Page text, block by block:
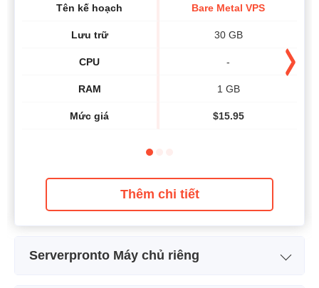
Tên kế hoạch
Lưu trữ
CPU
RAM
Mức giá
Bare Metal VPS
30 GB
-
1 GB
$15.95
Thêm chi tiết
Serverpronto Máy chủ riêng